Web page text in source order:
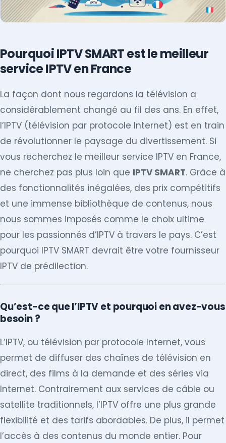
Pourquoi IPTV SMART est le meilleur
service IPTV en France
La façon dont nous regardons la télévision a
considérablement changé au fil des ans. En effet,
l’IPTV (télévision par protocole Internet) est en train
de révolutionner le paysage du divertissement. Si
vous recherchez le meilleur service IPTV en France,
ne cherchez pas plus loin que IPTV SMART. Grâce à
des fonctionnalités inégalées, des prix compétitifs
et une immense bibliothèque de contenus, nous
nous sommes imposés comme le choix ultime
pour les passionnés d’IPTV à travers le pays. C’est
pourquoi IPTV SMART devrait être votre fournisseur
IPTV de prédilection.
Qu’est-ce que l’IPTV et pourquoi en avez-vous
besoin ?
L’IPTV, ou télévision par protocole Internet, vous
permet de diffuser des chaînes de télévision en
direct, des films à la demande et des séries via
Internet. Contrairement aux services de câble ou
satellite traditionnels, l’IPTV offre une plus grande
flexibilité et des tarifs abordables. De plus, il permet
l’accès à des contenus du monde entier. Pour